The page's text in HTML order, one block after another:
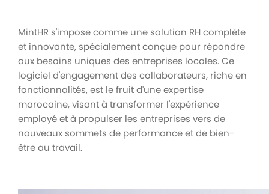
MintHR s'impose comme une solution RH complète
et innovante, spécialement conçue pour répondre
aux besoins uniques des entreprises locales. Ce
logiciel d'engagement des collaborateurs, riche en
fonctionnalités, est le fruit d'une expertise
marocaine, visant à transformer l'expérience
employé et à propulser les entreprises vers de
nouveaux sommets de performance et de bien-
être au travail.